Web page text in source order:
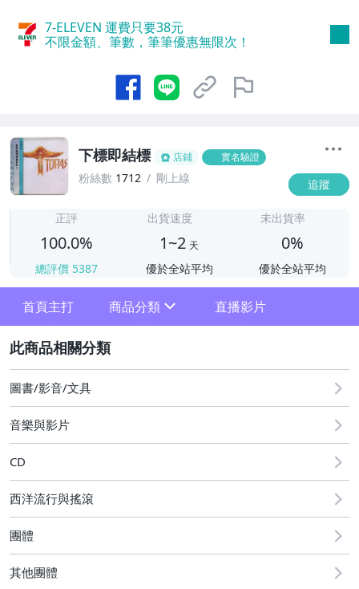
7-ELEVEN 運費只要38元
不限金額、筆數，筆筆優惠無限次！
下標即結標 店鋪 實名驗證
粉絲數 1712 剛上線 追蹤
正評
100.0%
總評價 5387
出貨速度
1~2 天
優於全站平均
未出貨率
0%
優於全站平均
首頁主打 商品分類
其它
直播影片
圖書/影音/文具
音樂與影片
CD
西洋流行與搖滾
團體
其他團體